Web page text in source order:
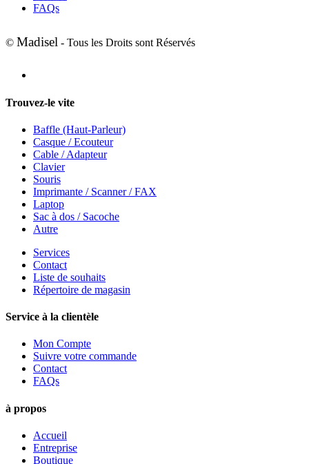
FAQs
© Madisel - Tous les Droits sont Réservés
Trouvez-le vite
Baffle (Haut-Parleur)
Casque / Ecouteur
Cable / Adapteur
Clavier
Souris
Imprimante / Scanner / FAX
Laptop
Sac à dos / Sacoche
Autre
Services
Contact
Liste de souhaits
Répertoire de magasin
Service à la clientèle
Mon Compte
Suivre votre commande
Contact
FAQs
à propos
Accueil
Entreprise
Boutique